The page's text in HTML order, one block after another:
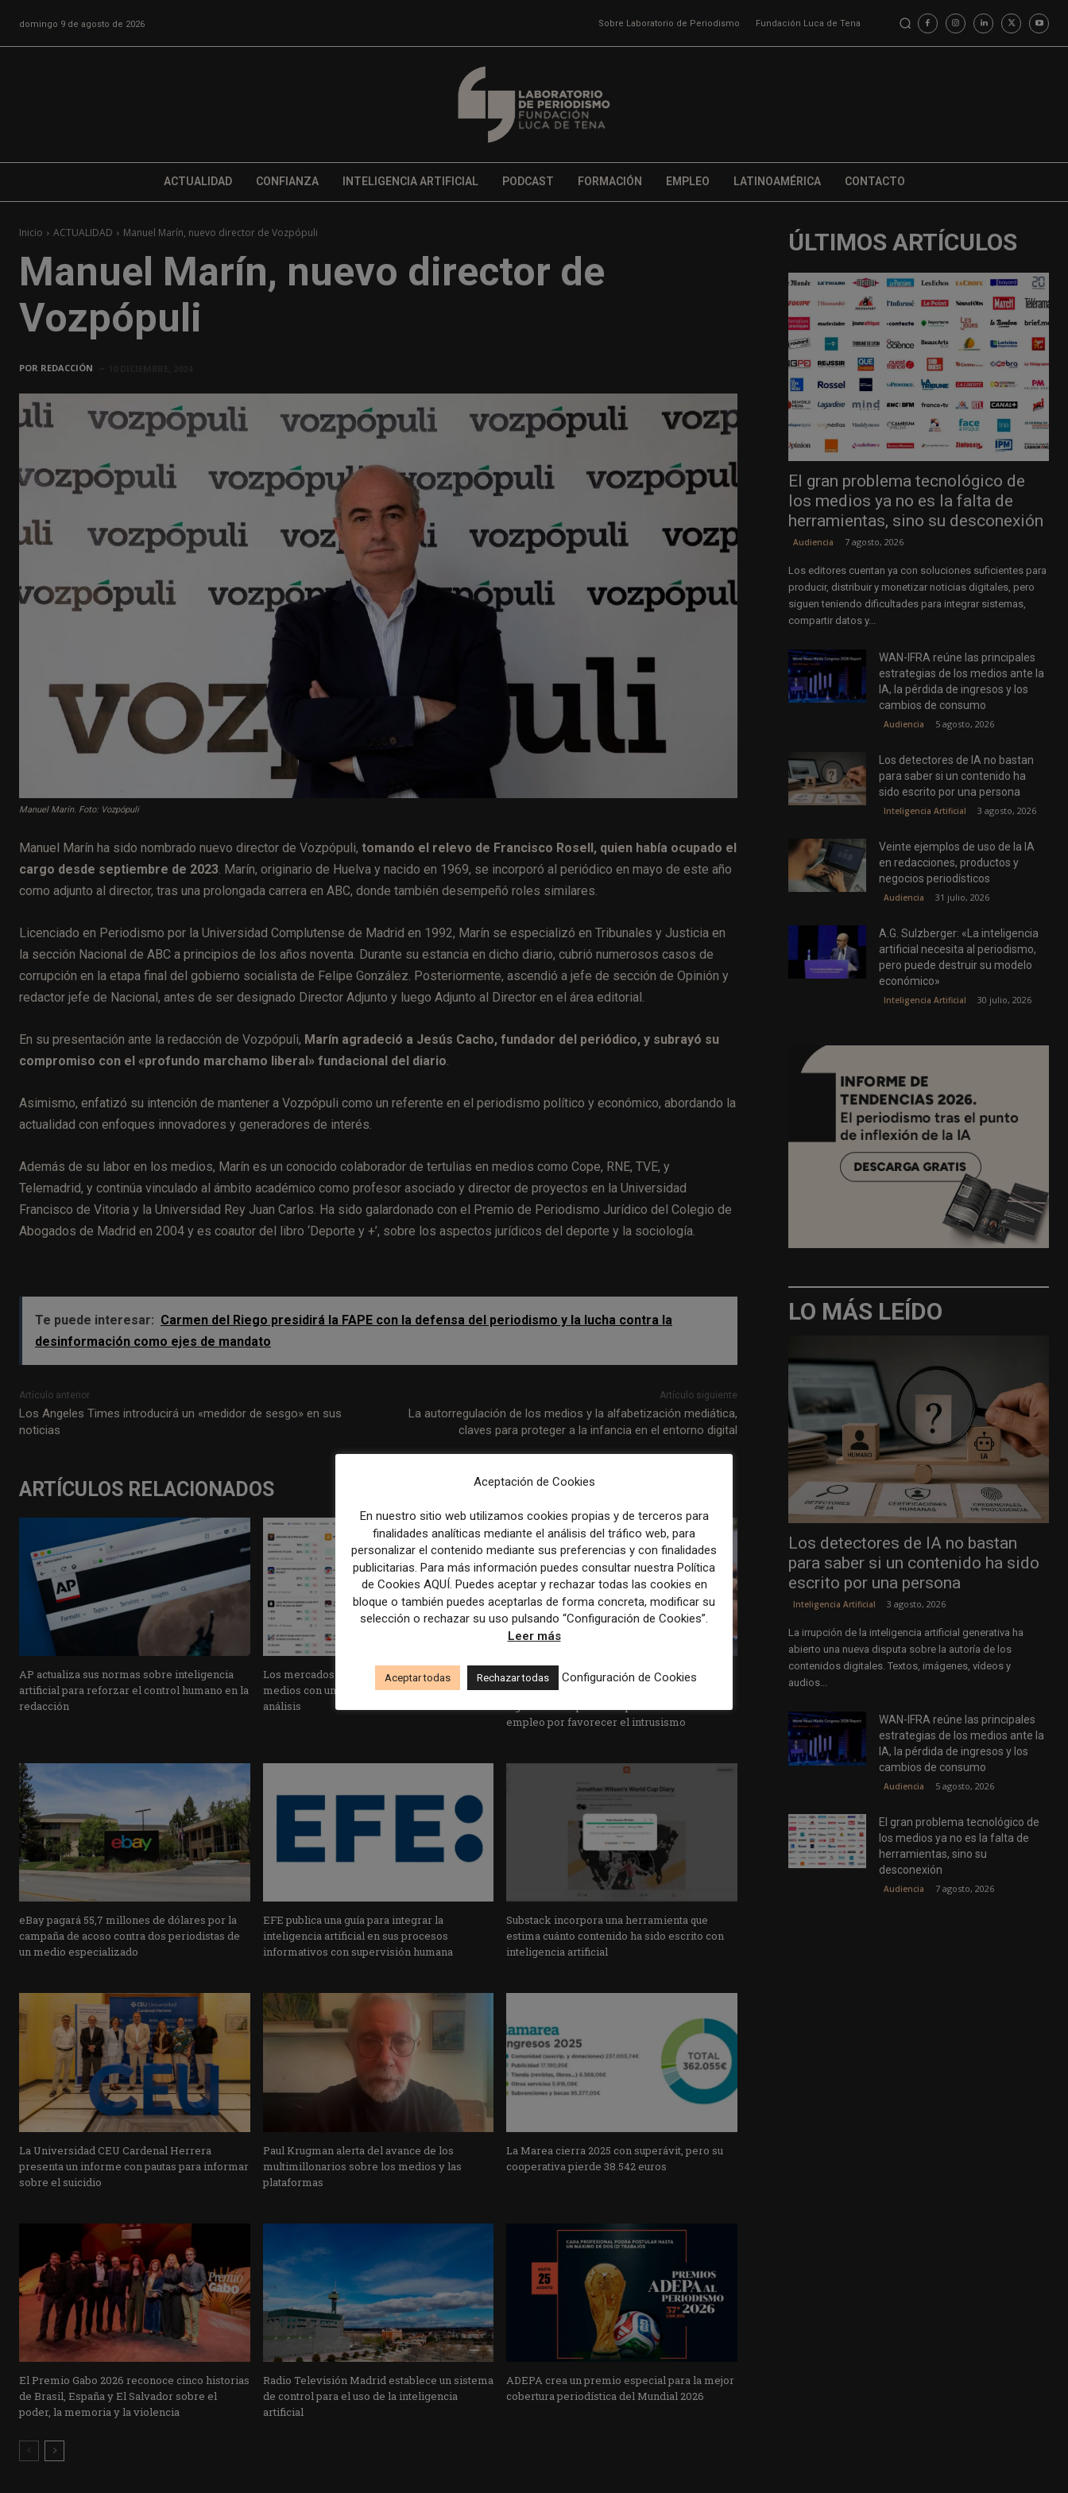
domingo 9 de agosto de 2026 Sobre Laboratorio de Periodismo Fundación Luca de Tena
ACTUALIDAD CONFIANZA INTELIGENCIA ARTIFICIAL PODCAST FORMACIÓN EMPLEO LATINOAMÉRICA CONTACTO
Inicio ACTUALIDAD Manuel Marín, nuevo director de Vozpópuli
Manuel Marín, nuevo director de
Vozpópuli
POR REDACCIÓN
Manuel Marín. Foto: Vozpópuli
Manuel Marín ha sido nombrado nuevo director de Vozpópuli, tomando el relevo de Francisco Rosell, quien había ocupado el
cargo desde septiembre de 2023 . Marín, originario de Huelva y nacido en 1969, se incorporó al periódico en mayo de este año
como adjunto al director, tras una prolongada carrera en ABC, donde también desempeñó roles similares.
Licenciado en Periodismo por la Universidad Complutense de Madrid en 1992, Marín se especializó en Tribunales y Justicia en
la sección Nacional de ABC a principios de los años noventa. Durante su estancia en dicho diario, cubrió numerosos casos de
corrupción en la etapa final del gobierno socialista de Felipe González. Posteriormente, ascendió a jefe de sección de Opinión y
redactor jefe de Nacional, antes de ser designado Director Adjunto y luego Adjunto al Director en el área editorial.
En su presentación ante la redacción de Vozpópuli, Marín agradeció a Jesús Cacho, fundador del periódico, y subrayó su
compromiso con el «profundo marchamo liberal» fundacional del diario
Asimismo, enfatizó su intención de mantener a Vozpópuli como un referente en el periodismo político y económico, abordando la
actualidad con enfoques innovadores y generadores de interés.
Además de su labor en los medios, Marín es un conocido colaborador de tertulias en medios como Cope, RNE, TVE, y
Telemadrid, y continúa vinculado al ámbito académico como profesor asociado y director de proyectos en la Universidad
Francisco de Vitoria y la Universidad Rey Juan Carlos. Ha sido galardonado con el Premio de Periodismo Jurídico del Colegio de
Abogados de Madrid en 2004 y es coautor del libro ‘Deporte y +’, sobre los aspectos jurídicos del deporte y la sociología.
Te puede interesar: Carmen del Riego presidirá la FAPE con la defensa del periodismo y la lucha contra la
desinformación como ejes de mandato
Artículo anterior
Los Angeles Times introducirá un «medidor de sesgo» en sus
noticias
Artículo siguiente
La autorregulación de los medios y la alfabetización mediática,
claves para proteger a la infancia en el entorno digital
ARTÍCULOS RELACIONADOS
AP actualiza sus normas sobre inteligencia
artificial para reforzar el control humano en la
redacción
Los mercados de predicción dan el salto a los
medios con una plataforma de noticias y
análisis
Los Colegios de Periodistas piden al
Ministerio de Política Territorial y a la
Agencia EFE que rectifiquen convocatorias de
empleo por favorecer el intrusismo
eBay pagará 55,7 millones de dólares por la
campaña de acoso contra dos periodistas de
un medio especializado
EFE publica una guía para integrar la
inteligencia artificial en sus procesos
informativos con supervisión humana
Substack incorpora una herramienta que
estima cuánto contenido ha sido escrito con
inteligencia artificial
La Universidad CEU Cardenal Herrera
presenta un informe con pautas para informar
sobre el suicidio
Paul Krugman alerta del avance de los
multimillonarios sobre los medios y las
plataformas
La Marea cierra 2025 con superávit, pero su
cooperativa pierde 38.542 euros
El Premio Gabo 2026 reconoce cinco historias
de Brasil, España y El Salvador sobre el
poder, la memoria y la violencia
Radio Televisión Madrid establece un sistema
de control para el uso de la inteligencia
artificial
ADEPA crea un premio especial para la mejor
cobertura periodística del Mundial 2026
ÚLTIMOS ARTÍCULOS
El gran problema tecnológico de
los medios ya no es la falta de
herramientas, sino su desconexión
Audiencia 7 agosto, 2026
Los editores cuentan ya con soluciones suficientes para
producir, distribuir y monetizar noticias digitales, pero
siguen teniendo dificultades para integrar sistemas,
compartir datos y...
WAN-IFRA reúne las principales
estrategias de los medios ante la
IA, la pérdida de ingresos y los
cambios de consumo
Audiencia 5 agosto, 2026
Los detectores de IA no bastan
para saber si un contenido ha
sido escrito por una persona
Inteligencia Artificial 3 agosto, 2026
Veinte ejemplos de uso de la IA
en redacciones, productos y
negocios periodísticos
Audiencia 31 julio, 2026
A.G. Sulzberger: «La inteligencia
artificial necesita al periodismo,
pero puede destruir su modelo
económico»
Inteligencia Artificial 30 julio, 2026
LO MÁS LEÍDO
Los detectores de IA no bastan
para saber si un contenido ha sido
escrito por una persona
Inteligencia Artificial 3 agosto, 2026
La irrupción de la inteligencia artificial generativa ha
abierto una nueva disputa sobre la autoría de los
contenidos digitales. Textos, imágenes, vídeos y
audios...
WAN-IFRA reúne las principales
estrategias de los medios ante la
IA, la pérdida de ingresos y los
cambios de consumo
Audiencia 5 agosto, 2026
El gran problema tecnológico de
los medios ya no es la falta de
herramientas, sino su
desconexión
Audiencia 7 agosto, 2026
Aceptación de Cookies
En nuestro sitio web utilizamos cookies propias y de terceros para
finalidades analíticas mediante el análisis del tráfico web, para
personalizar el contenido mediante sus preferencias y con finalidades
publicitarias. Para más información puedes consultar nuestra Política
de Cookies AQUÍ. Puedes aceptar y rechazar todas las cookies en
bloque o también puedes aceptarlas de forma concreta, modificar su
selección o rechazar su uso pulsando “Configuración de Cookies”.
Leer más
Aceptar todas Rechazar todas Configuración de Cookies